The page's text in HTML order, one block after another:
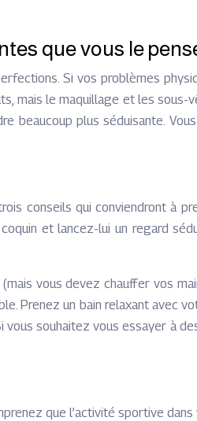
que vous le
Si vos problèmes
mais le maquillage et les
plus séduisante.
conseils qui conviendront à
et lancez-lui un regard
vous devez chauffer vos
Prenez un bain relaxant avec
souhaitez vous essayer à
que l’activité sportive